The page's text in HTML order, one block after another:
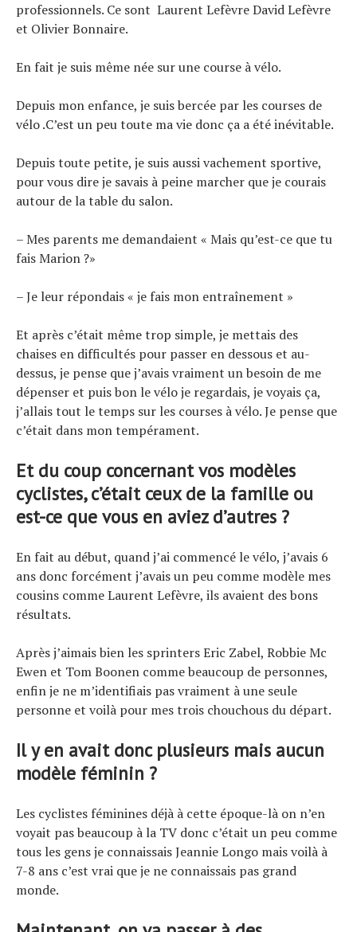
professionnels. Ce sont Laurent Lefèvre David Lefèvre
et Olivier Bonnaire.
En fait je suis même née sur une course à vélo.
Depuis mon enfance, je suis bercée par les courses de
vélo .C’est un peu toute ma vie donc ça a été inévitable.
Depuis toute petite, je suis aussi vachement sportive,
pour vous dire je savais à peine marcher que je courais
autour de la table du salon.
– Mes parents me demandaient « Mais qu’est-ce que tu
fais Marion ?»
– Je leur répondais « je fais mon entraînement »
Et après c’était même trop simple, je mettais des
chaises en difficultés pour passer en dessous et au-
dessus, je pense que j’avais vraiment un besoin de me
dépenser et puis bon le vélo je regardais, je voyais ça,
j’allais tout le temps sur les courses à vélo. Je pense que
c’était dans mon tempérament.
Et du coup concernant vos modèles
cyclistes, c’était ceux de la famille ou
est-ce que vous en aviez d’autres ?
En fait au début, quand j’ai commencé le vélo, j’avais 6
ans donc forcément j’avais un peu comme modèle mes
cousins comme Laurent Lefèvre, ils avaient des bons
résultats.
Après j’aimais bien les sprinters Eric Zabel, Robbie Mc
Ewen et Tom Boonen comme beaucoup de personnes,
enfin je ne m’identifiais pas vraiment à une seule
personne et voilà pour mes trois chouchous du départ.
Il y en avait donc plusieurs mais aucun
modèle féminin ?
Les cyclistes féminines déjà à cette époque-là on n’en
voyait pas beaucoup à la TV donc c’était un peu comme
tous les gens je connaissais Jeannie Longo mais voilà à
7-8 ans c’est vrai que je ne connaissais pas grand
monde.